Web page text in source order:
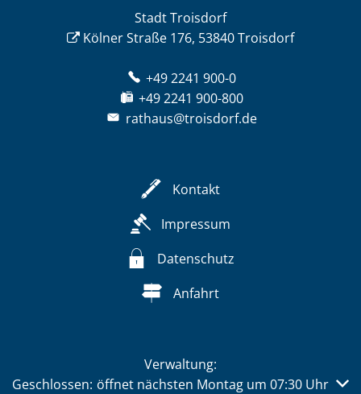
Stadt Troisdorf
Kölner Straße 176, 53840 Troisdorf
+49 2241 900-0
+49 2241 900-800
rathaus@troisdorf.de
Kontakt
Impressum
Datenschutz
Anfahrt
Verwaltung:
Klicken, um weitere Öffnungs- oder Schließzeiten
Geschlossen: öffnet nächsten Montag um 07:30 Uhr